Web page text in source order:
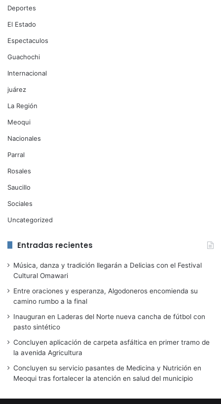
Deportes
El Estado
Espectaculos
Guachochi
Internacional
juárez
La Región
Meoqui
Nacionales
Parral
Rosales
Saucillo
Sociales
Uncategorized
Entradas recientes
Música, danza y tradición llegarán a Delicias con el Festival
Cultural Omawari
Entre oraciones y esperanza, Algodoneros encomienda su
camino rumbo a la final
Inauguran en Laderas del Norte nueva cancha de fútbol con
pasto sintético
Concluyen aplicación de carpeta asfáltica en primer tramo de
la avenida Agricultura
Concluyen su servicio pasantes de Medicina y Nutrición en
Meoqui tras fortalecer la atención en salud del municipio